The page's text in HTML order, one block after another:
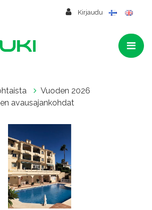
Kirjaudu
Vuoden 2026
avausajankohdat